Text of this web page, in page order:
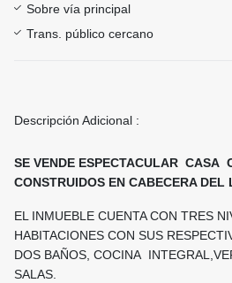
Sobre vía principal
Trans. público cercano
Descripción Adicional :
SE VENDE ESPECTACULAR CASA
CONSTRUIDOS EN CABECERA DEL
EL INMUEBLE CUENTA CON TRES
HABITACIONES CON SUS
DOS BAÑOS, COCINA
SALAS.